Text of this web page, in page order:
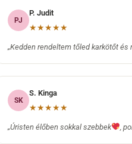
PJ
P. Judit
★★★★★
„Kedden rendeltem tőled karkötőt
SK
S. Kinga
★★★★★
„Úristen élőben sokkal szebbek ,